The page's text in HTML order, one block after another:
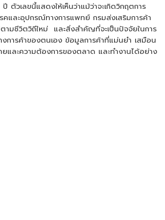
เลขนี้แสดงให้เห็นว่าแม้ว่าจะเกิดวิกฤตการ
คและอุปกรณ์ทางการแพทย์ กรมส่งเสริมการค้า
ามชีวิตวิถีใหม่ และสิ่งสำคัญที่จะเป็นปัจจัยในการ
การค้าของตนเอง ข้อมูลการค้าที่แม่นยำ เสมือน
และความต้องการของตลาด และทำงานได้อย่าง